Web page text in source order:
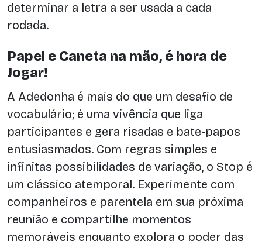
determinar a letra a ser usada a cada
rodada.
Papel e Caneta na mão, é hora de
Jogar!
A Adedonha é mais do que um desafio de
vocabulário; é uma vivência que liga
participantes e gera risadas e bate-papos
entusiasmados. Com regras simples e
infinitas possibilidades de variação, o Stop é
um clássico atemporal. Experimente com
companheiros e parentela em sua próxima
reunião e compartilhe momentos
memoráveis enquanto explora o poder das